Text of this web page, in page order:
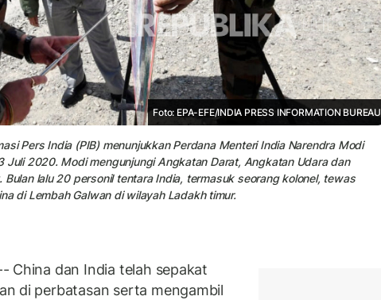
Foto: EPA-EFE/INDIA PRESS INFORMATION BUREAU
Pers India (PIB) menunjukkan Perdana Menteri India Narendra Modi
Juli 2020. Modi mengunjungi Angkatan Darat, Angkatan Udara dan
lalu 20 personil tentara India, termasuk seorang kolonel, tewas
di Lembah Galwan di wilayah Ladakh timur.
China dan India telah sepakat
di perbatasan serta mengambil